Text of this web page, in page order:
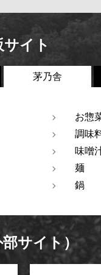
サイト
茅乃舎
お惣
調味
味噌
麺
鍋
サイト）